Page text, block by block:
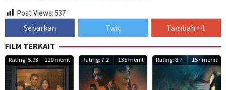
Post Views: 537
Sebarkan Twit
Tambah +1
FILM TERKAIT
Rating: 5.93 110 menit Rating: 7.2 135 menit Rating: 8.7 157 menit